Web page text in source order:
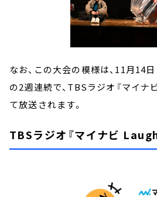
なお、この大会の模様は、11月14日
の2週連続で、TBSラジオ『マイ
て放送されます。
TBSラジオ『マイナビ